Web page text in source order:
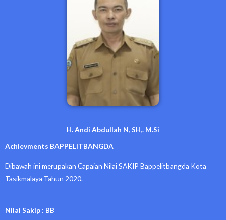
H. Andi Abdullah N, SH,. M.Si
Achievments BAPPELITBANGDA
Dibawah ini merupakan Capaian Nilai SAKIP Bappelitbangda Kota
Tasikmalaya Tahun 2020.
Nilai Sakip : BB